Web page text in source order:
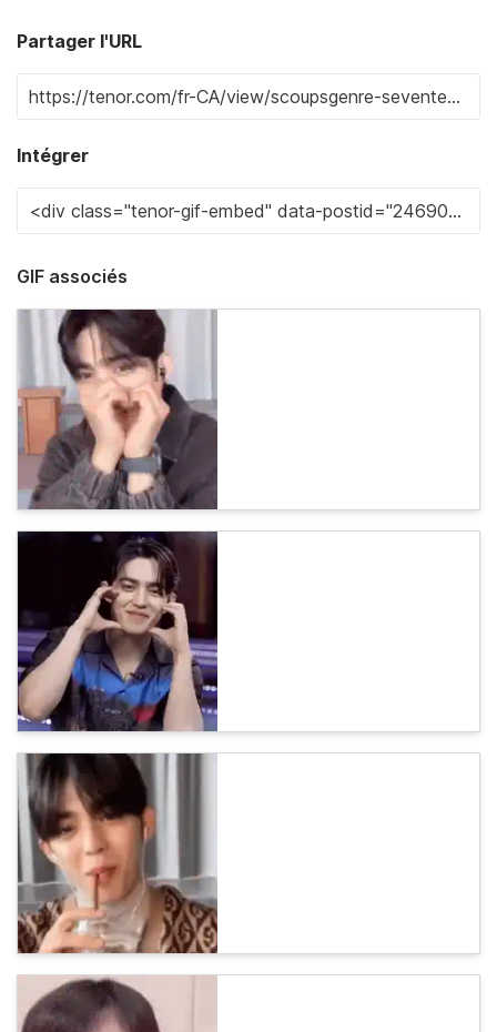
Partager l'URL
Intégrer
GIF associés